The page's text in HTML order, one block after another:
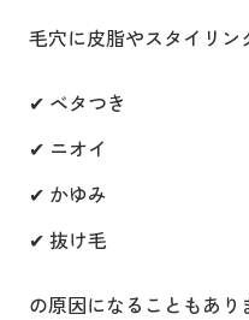
毛穴に皮脂やスタイリン
✔ ベタつき
✔ ニオイ
✔ かゆみ
✔ 抜け毛
の原因になることもあり